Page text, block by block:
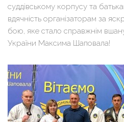
суддівському корпусу та
вдячність організаторам за
бою, яке стало справжнім
України Максима Шаповала!